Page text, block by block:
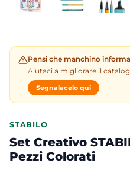
Pensi che manchino
Aiutaci a migliorare il
Segnalacelo qui
STABILO
Set Creativo
Pezzi Colorati